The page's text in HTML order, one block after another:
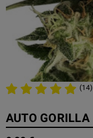
(14)
AUTO GORILLA